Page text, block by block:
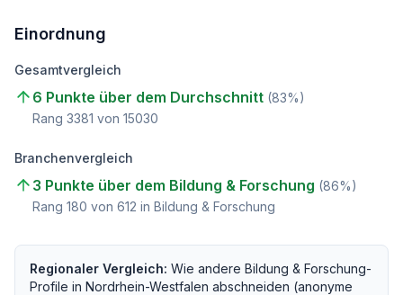
Einordnung
Gesamtvergleich
6 Punkte über dem Durchschnitt (83%)
Rang 3381 von 15030
Branchenvergleich
3 Punkte über dem Bildung & Forschung (86%)
Rang 180 von 612 in Bildung & Forschung
Regionaler Vergleich: Wie andere Bildung & Forschung-
Profile in Nordrhein-Westfalen abschneiden (anonyme